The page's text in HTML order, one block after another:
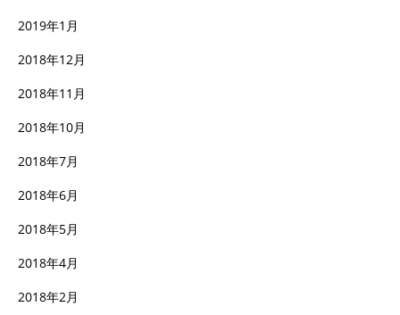
2019年1月
2018年12月
2018年11月
2018年10月
2018年7月
2018年6月
2018年5月
2018年4月
2018年2月